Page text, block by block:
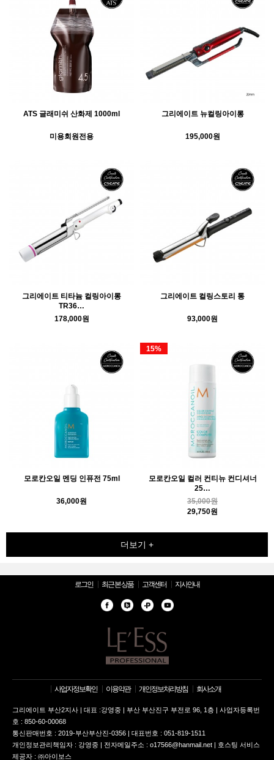
ATS 글래미쉬 산화제 1000ml
미용회원전용
그리에이트 뉴컬링아이롱
195,000원
그리에이트 티타늄 컬링아이롱
TR36…
178,000원
그리에이트 컬링스토리 통
93,000원
모로칸오일 멘딩 인퓨전 75ml
36,000원
모로칸오일 컬러 컨티뉴 컨디셔너
25…
15%
35,000원
29,750원
더보기 +
로그인 최근 본 상품 고객센터 지사안내
사업자정보확인 이용약관 개인정보처리방침 회사소개
그리에이트 부산2지사 | 대표 :강영중 | 부산 부산진구 부전로 96, 1층 | 사업자등록번
호 : 850-60-00068
통신판매번호 : 2019-부산부산진-0356 | 대표번호 : 051-819-1511
개인정보관리책임자 : 강영중 | 전자메일주소 : o17566@hanmail.net | 호스팅 서비스
제공자 : ㈜아이보스